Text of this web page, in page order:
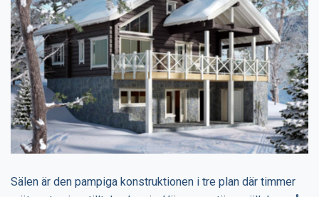
Sälen är den pampiga konstruktionen i tre plan där timmer